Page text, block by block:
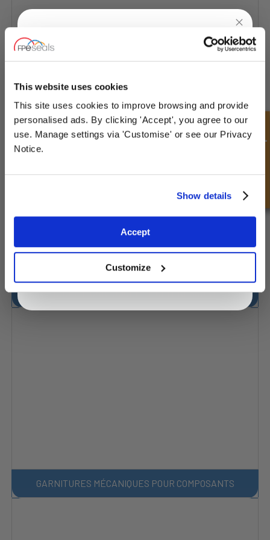
This website uses cookies
This site uses cookies to improve browsing and provide
personalised ads. By clicking 'Accept', you agree to our
use. Manage settings via 'Customise' or see our Privacy
Notice.
Show details
Accept
Customize
CARTOUCHE SIMPLE - SOUFFLETS
DOUBLE CARTOUCHE - MULTI-RESSORT
GARNITURES MÉCANIQUES POUR COMPOSANTS
Demande rapide
UNLOCK10% OFF
YOURFIRST ORDER
Sign up for special offers and exclusive
deals
privacy policy.